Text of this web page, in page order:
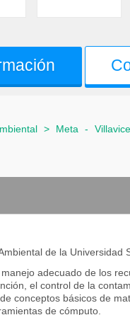
> Meta -
de la
adecuado de los
el control de la
conceptos básicos de
de cómputo.